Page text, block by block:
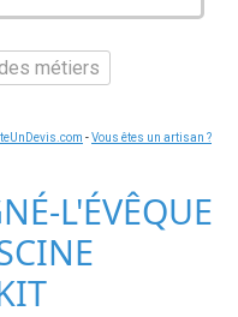
métiers
-Vous êtes un artisan ?
L'ÉVÊQUE